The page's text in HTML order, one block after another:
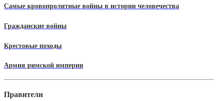
Самые кровопролитные войны в истории человечества
Гражданские войны
Крестовые походы
Армия римской империи
Правители